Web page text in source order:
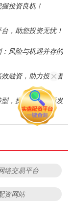
投资良机！
，助您投资无忧！
风险与机遇并存的
融资，助力投资者
，探索企业创新发
络交易平台
资网站